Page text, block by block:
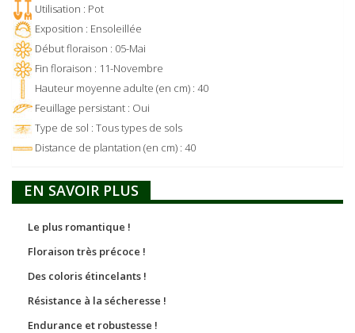
Utilisation : Pot
Exposition : Ensoleillée
Début floraison : 05-Mai
Fin floraison : 11-Novembre
Hauteur moyenne adulte (en cm) : 40
Feuillage persistant : Oui
Type de sol : Tous types de sols
Distance de plantation (en cm) : 40
EN SAVOIR PLUS
Le plus romantique !
Floraison très précoce !
Des coloris étincelants !
Résistance à la sécheresse !
Endurance et robustesse !